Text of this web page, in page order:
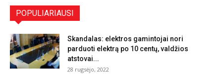
POPULIARIAUSI
Skandalas: elektros gamintojai nori
parduoti elektrą po 10 centų, valdžios
atstovai...
28 rugsėjo, 2022